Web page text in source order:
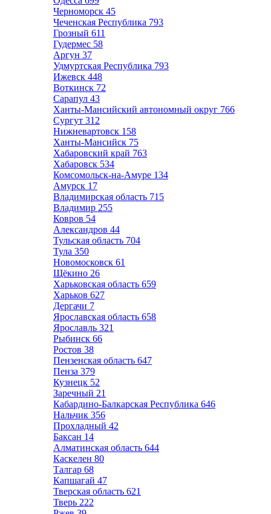
Черноморск 45
Чеченская Республика 793
Грозный 611
Гудермес 58
Аргун 37
Удмуртская Республика 793
Ижевск 448
Воткинск 72
Сарапул 43
Ханты-Мансийский автономный округ 766
Сургут 312
Нижневартовск 158
Ханты-Мансийск 75
Хабаровский край 763
Хабаровск 534
Комсомольск-на-Амуре 134
Амурск 17
Владимирская область 715
Владимир 255
Ковров 54
Александров 44
Тульская область 704
Тула 350
Новомосковск 61
Щёкино 26
Харьковская область 659
Харьков 627
Дергачи 7
Ярославская область 658
Ярославль 321
Рыбинск 66
Ростов 38
Пензенская область 647
Пенза 379
Кузнецк 52
Заречный 21
Кабардино-Балкарская Республика 646
Нальчик 356
Прохладный 42
Баксан 14
Алматинская область 644
Каскелен 80
Талгар 68
Капшагай 47
Тверская область 621
Тверь 222